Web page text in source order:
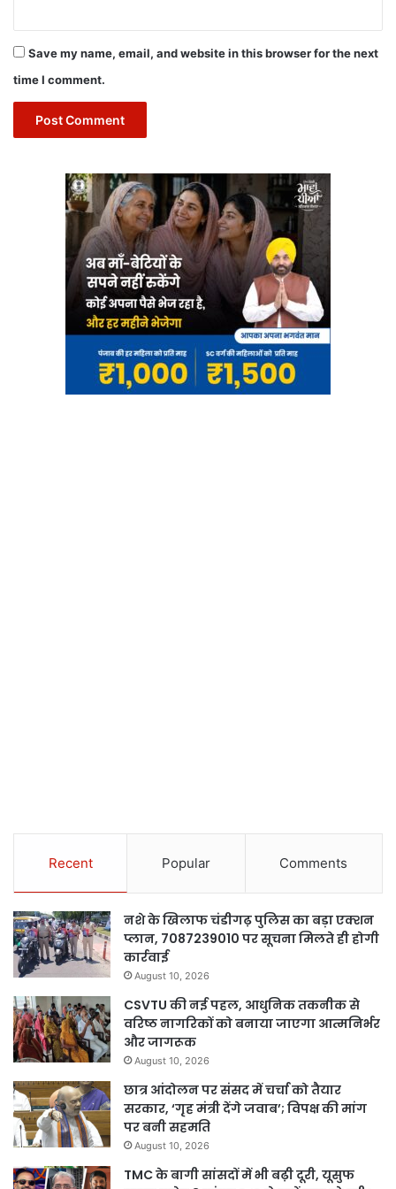
Save my name, email, and website in this browser for the next
time I comment.
Recent Popular Comments
नशे के खिलाफ चंडीगढ़ पुलिस का बड़ा एक्शन
प्लान, 7087239010 पर सूचना मिलते ही होगी
कार्रवाई
August 10, 2026
CSVTU की नई पहल, आधुनिक तकनीक से
वरिष्ठ नागरिकों को बनाया जाएगा आत्मनिर्भर
और जागरूक
August 10, 2026
छात्र आंदोलन पर संसद में चर्चा को तैयार
सरकार, ‘गृह मंत्री देंगे जवाब’; विपक्ष की मांग
पर बनी सहमति
August 10, 2026
TMC के बागी सांसदों में भी बढ़ी दूरी, यूसुफ